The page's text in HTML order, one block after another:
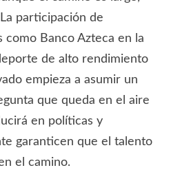
participación de
Banco Azteca en la
de alto rendimiento
empieza a asumir un
que queda en el aire
en políticas y
garanticen que el talento
el camino.